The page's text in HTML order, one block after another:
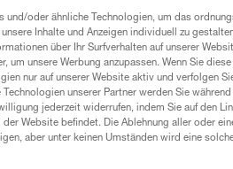
Einstufung der Lampen
Die kostengünstigste
Licht emittierenden Diode mit
und/oder ähnliche Technologien, um das
Inhalte und Anzeigen individuell zu
über Ihr Surfverhalten auf unserer
um unsere Werbung anzupassen. Wenn Sie
nur auf unserer Website aktiv und verfolgen
unserer Partner werden Sie während
jederzeit widerrufen, indem Sie auf den
Website befindet. Die Ablehnung aller oder
aber unter keinen Umständen wird eine